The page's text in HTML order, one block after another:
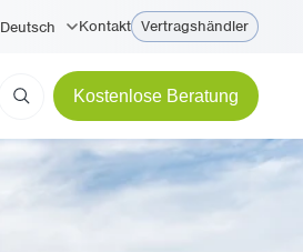
Deutsch Kontakt Vertragshändler
Kostenlose Beratung